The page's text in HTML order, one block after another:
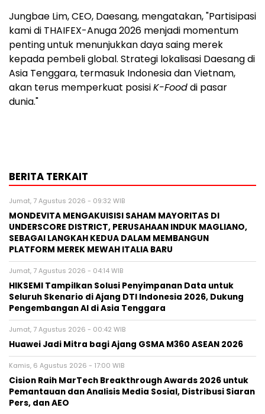
Jungbae Lim, CEO, Daesang, mengatakan, "Partisipasi
kami di THAIFEX-Anuga 2026 menjadi momentum
penting untuk menunjukkan daya saing merek
kepada pembeli global. Strategi lokalisasi Daesang di
Asia Tenggara, termasuk Indonesia dan Vietnam,
akan terus memperkuat posisiK-Fooddi pasar
dunia."
BERITA TERKAIT
Jumat, 7 Agustus 2026 - 09:32 WIB
MONDEVITA MENGAKUISISI SAHAM MAYORITAS DI
UNDERSCORE DISTRICT, PERUSAHAAN INDUK MAGLIANO,
SEBAGAI LANGKAH KEDUA DALAM MEMBANGUN
PLATFORM MEREK MEWAH ITALIA BARU
Jumat, 7 Agustus 2026 - 04:14 WIB
HIKSEMI Tampilkan Solusi Penyimpanan Data untuk
Seluruh Skenario di Ajang DTI Indonesia 2026, Dukung
Pengembangan AI di Asia Tenggara
Jumat, 7 Agustus 2026 - 00:42 WIB
Huawei Jadi Mitra bagi Ajang GSMA M360 ASEAN 2026
Kamis, 6 Agustus 2026 - 17:00 WIB
Cision Raih MarTech Breakthrough Awards 2026 untuk
Pemantauan dan Analisis Media Sosial, Distribusi Siaran
Pers, dan AEO